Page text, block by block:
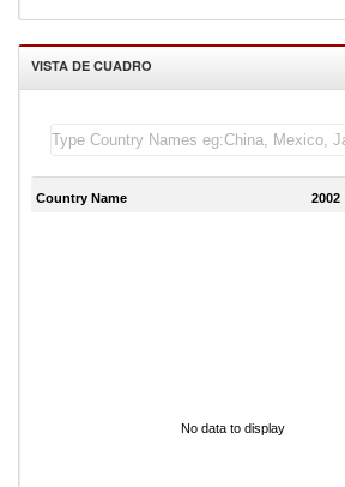
VISTA DE CUADRO
Country Name 2002
No data to display